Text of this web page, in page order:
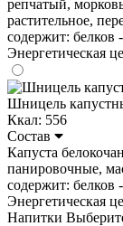
репчатый,
растительное,
содержит: белков
Энергетическая
Шницель
Ккал: 556
Состав
Капуста
панировочные,
содержит: белков
Энергетическая
Напитки